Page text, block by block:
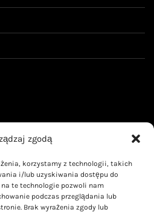
zgodą
korzystamy z technologii, takich
i/lub uzyskiwania dostępu do
te technologie pozwoli nam
podczas przeglądania lub
Brak wyrażenia zgody lub